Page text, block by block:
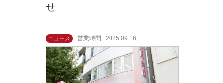
せ
ニュース 営業時間 2025.09.16